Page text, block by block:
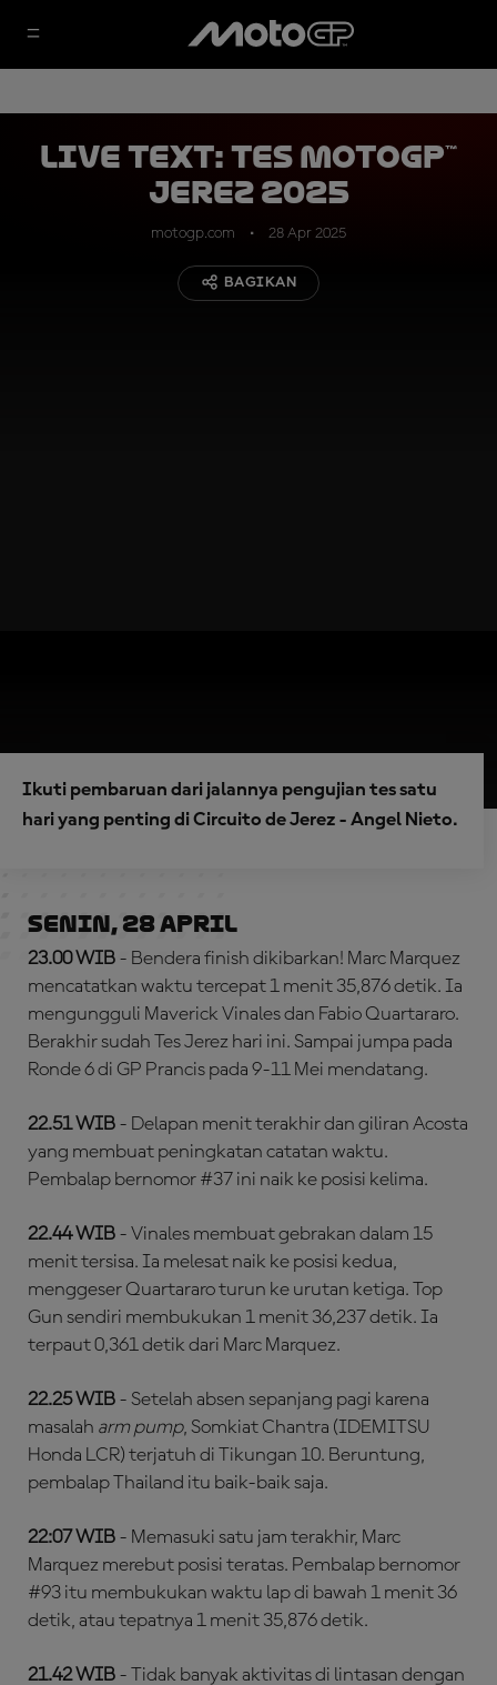
LIVE TEXT: Tes MotoGP™
Jerez 2025
motogp.com 28 Apr 2025
BAGIKAN
Ikuti pembaruan dari jalannya pengujian tes satu
hari yang penting di Circuito de Jerez - Angel Nieto.
Senin, 28 April
23.00 WIB - Bendera finish dikibarkan! Marc Marquez
mencatatkan waktu tercepat 1 menit 35,876 detik. Ia
mengungguli Maverick Vinales dan Fabio Quartararo.
Berakhir sudah Tes Jerez hari ini. Sampai jumpa pada
Ronde 6 di GP Prancis pada 9-11 Mei mendatang.
22.51 WIB - Delapan menit terakhir dan giliran Acosta
yang membuat peningkatan catatan waktu.
Pembalap bernomor #37 ini naik ke posisi kelima.
22.44 WIB - Vinales membuat gebrakan dalam 15
menit tersisa. Ia melesat naik ke posisi kedua,
menggeser Quartararo turun ke urutan ketiga. Top
Gun sendiri membukukan 1 menit 36,237 detik. Ia
terpaut 0,361 detik dari Marc Marquez.
22.25 WIB - Setelah absen sepanjang pagi karena
masalah arm pump, Somkiat Chantra (IDEMITSU
Honda LCR) terjatuh di Tikungan 10. Beruntung,
pembalap Thailand itu baik-baik saja.
22:07 WIB - Memasuki satu jam terakhir, Marc
Marquez merebut posisi teratas. Pembalap bernomor
#93 itu membukukan waktu lap di bawah 1 menit 36
detik, atau tepatnya 1 menit 35,876 detik.
21.42 WIB - Tidak banyak aktivitas di lintasan dengan